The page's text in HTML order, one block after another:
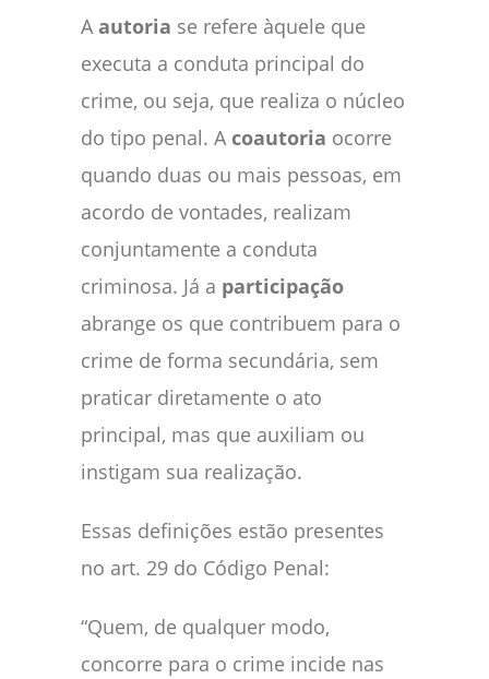
Aautoria se refere àquele que
executa a conduta principal do
crime, ou seja, que realiza o núcleo
do tipo penal. A coautoria ocorre
quando duas ou mais pessoas, em
acordo de vontades, realizam
conjuntamente a conduta
criminosa. Já a participação
abrange os que contribuem para o
crime de forma secundária, sem
praticar diretamente o ato
principal, mas que auxiliam ou
instigam sua realização.
Essas definições estão presentes
no art. 29 do Código Penal:
“Quem, de qualquer modo,
concorre para o crime incide nas